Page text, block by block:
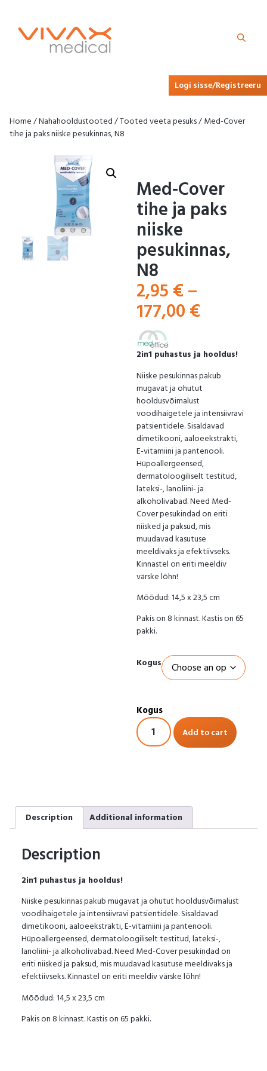
Logi sisse/Registreeru
Home/Nahahooldustooted/Tooted veeta pesuks/ Med-Cover
tihe ja paks niiske pesukinnas, N8
Med-Cover
tihe ja paks
niiske
pesukinnas,
N8
2,95€–
177,00€
2in1 puhastus ja hooldus!
Niiske pesukinnas pakub
mugavat ja ohutut
hooldusvõimalust
voodihaigetele ja intensiivravi
patsientidele. Sisaldavad
dimetikooni, aaloeekstrakti,
E-vitamiini ja pantenooli.
Hüpoallergeensed,
dermatoloogiliselt testitud,
lateksi-, lanoliini- ja
alkoholivabad. Need Med-
Cover pesukindad on eriti
niisked ja paksud, mis
muudavad kasutuse
meeldivaks ja efektiivseks.
Kinnastel on eriti meeldiv
värske lõhn!
Mõõdud: 14,5 x 23,5 cm
Pakis on 8 kinnast. Kastis on 65
pakki.
Kogus
Add to cart
Description Additional information
Description
2in1 puhastus ja hooldus!
Niiske pesukinnas pakub mugavat ja ohutut hooldusvõimalust
voodihaigetele ja intensiivravi patsientidele. Sisaldavad
dimetikooni, aaloeekstrakti, E-vitamiini ja pantenooli.
Hüpoallergeensed, dermatoloogiliselt testitud, lateksi-,
lanoliini- ja alkoholivabad. Need Med-Cover pesukindad on
eriti niisked ja paksud, mis muudavad kasutuse meeldivaks ja
efektiivseks. Kinnastel on eriti meeldiv värske lõhn!
Mõõdud: 14,5 x 23,5 cm
Pakis on 8 kinnast. Kastis on 65 pakki.